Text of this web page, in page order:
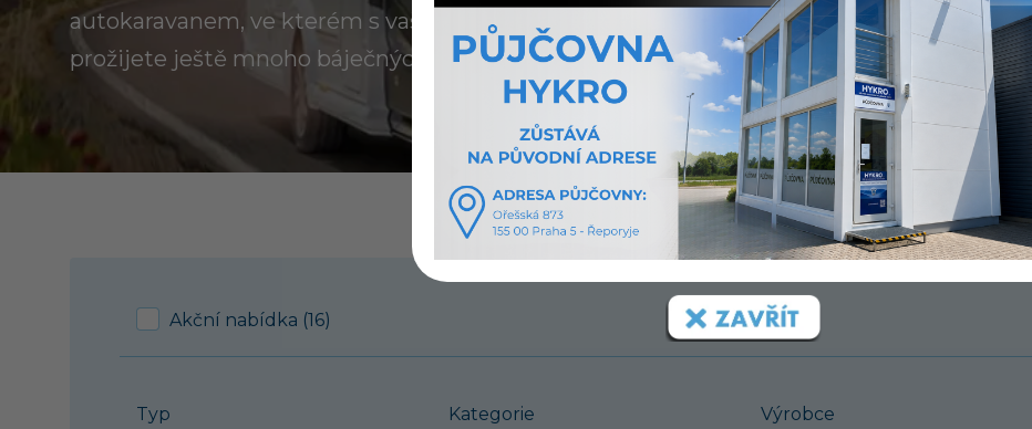
autokaravanem, ve kterém s vaší rodinou
prožijete ještě mnoho báječných dovolených.
Akční nabídka (16)
Typ Kategorie Výrobce